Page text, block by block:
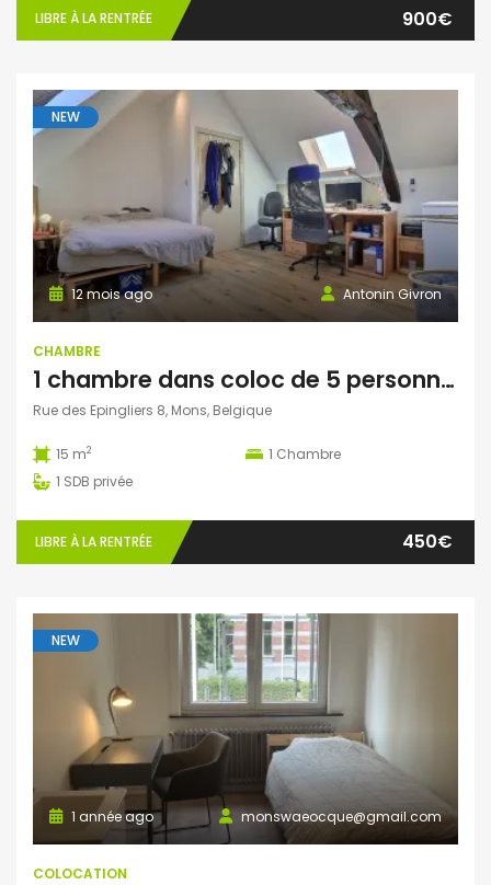
LIBRE À LA RENTRÉE 900€
NEW
Antonin Givron
12 mois ago
CHAMBRE
1 chambre dans coloc de 5 personnes à Mons
Rue des Epingliers 8, Mons, Belgique
15 m2 1 Chambre
1 SDB privée
LIBRE À LA RENTRÉE 450€
NEW
monswaeocque@gmail.com
1 année ago
COLOCATION